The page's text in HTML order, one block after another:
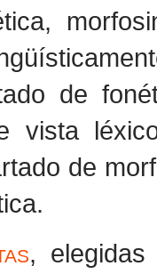
de
vista
de
,